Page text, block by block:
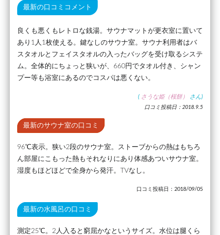
最新の口コミコメント
良くも悪くもレトロな銭湯。サウナマットが更衣室に置いて
あり1人1枚使える。鍵なしのサウナ室。サウナ利用者はバ
スタオルとフェイスタオルの入ったバッグを受け取るシステ
ム。全体的にちょっと狭いが、660円でタオル付き、シャン
プー等も浴室にあるのでコスパは悪くない。
( さうな姫（桜餅） さん)
口コミ投稿日：2018.9.5
最新のサウナ室の口コミ
96℃表示。狭い2段のサウナ室。ストーブからの熱はもちろ
ん部屋にこもった熱もそれなりにあり体感あついサウナ室。
湿度もほどほどで全身から発汗。TVなし。
口コミ投稿日：2018/09/05
最新の水風呂の口コミ
測定25℃。2人入ると窮屈かなというサイズ。水位は腿くら